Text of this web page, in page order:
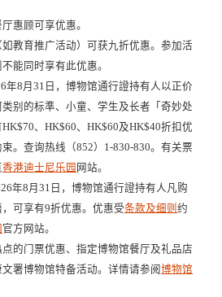
惠顾可享优惠。
教育推广活动）可获九折优惠。参加活
能同时享有此优惠。
年8月31日，博物馆通行證持有人以正价
别的标準、小童、学生及长者「奇妙处
、HK$60、HK$60及HK$40折扣优
束。查询热线（852）1-830-830。有关票
香港迪士尼乐园 网站。
年8月31日，博物馆通行證持有人凡购
可享有9折优惠。优惠受条款及细则 约
官方网站。
的门票优惠、指定博物馆餐厅及礼品店
署博物馆特备活动。详情请参阅 博物馆